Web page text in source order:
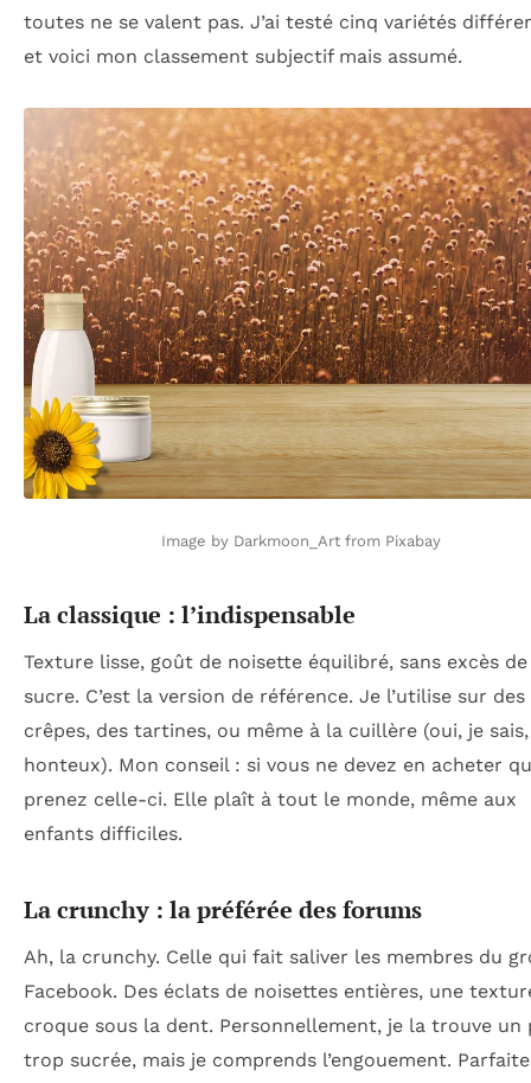
toutes ne se valent pas. J’ai testé cinq variétés
et voici mon classement subjectif mais assumé.
Image by Darkmoon_Art from Pixabay
La classique : l’indispensable
Texture lisse, goût de noisette équilibré, sans excès de
sucre. C’est la version de référence. Je l’utilise sur des
crêpes, des tartines, ou même à la cuillère (oui, je sais,
honteux). Mon conseil : si vous ne devez en acheter
prenez celle-ci. Elle plaît à tout le monde, même aux
enfants difficiles.
La crunchy : la préférée des forums
Ah, la crunchy. Celle qui fait saliver les membres du
Facebook. Des éclats de noisettes entières, une
croque sous la dent. Personnellement, je la trouve un
trop sucrée, mais je comprends l’engouement. Parfaite